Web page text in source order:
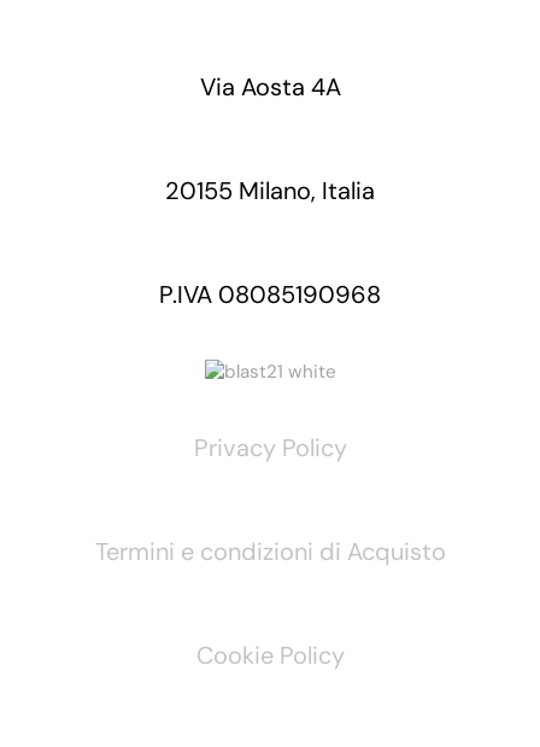
Via Aosta 4A
20155 Milano, Italia
P.IVA 08085190968
Privacy Policy
Termini e condizioni di Acquisto
Cookie Policy